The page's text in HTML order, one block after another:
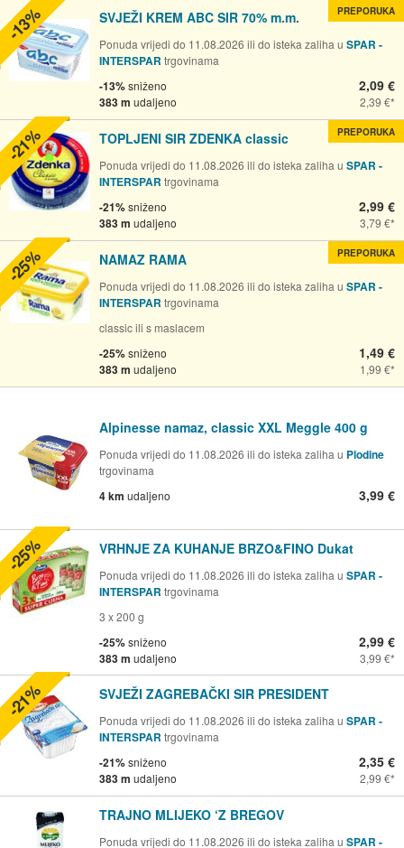
SVJEŽI KREM ABC SIR 70% m.m.
Ponuda vrijedi do 11.08.2026 ili do isteka zaliha u SPAR -
INTERSPAR trgovinama
-13%sniženo
383 m udaljeno
2,09 €
2,39 €
PREPORUKA
-13%
TOPLJENI SIR ZDENKA classic
Ponuda vrijedi do 11.08.2026 ili do isteka zaliha u SPAR -
INTERSPAR trgovinama
-21%sniženo
383 m udaljeno
2,99 €
3,79 €
PREPORUKA
-21%
NAMAZ RAMA
Ponuda vrijedi do 11.08.2026 ili do isteka zaliha u SPAR -
INTERSPAR trgovinama
classic ili s maslacem
-25%sniženo
383 m udaljeno
1,49 €
1,99 €
PREPORUKA
-25%
Alpinesse namaz, classic XXL Meggle 400 g
Ponuda vrijedi do 11.08.2026 ili do isteka zaliha u Plodine
trgovinama
4 km udaljeno 3,99 €
VRHNJE ZA KUHANJE BRZO&FINO Dukat
Ponuda vrijedi do 11.08.2026 ili do isteka zaliha u SPAR -
INTERSPAR trgovinama
3 x 200 g
-25%sniženo
383 m udaljeno
2,99 €
3,99 €
-25%
SVJEŽI ZAGREBAČKI SIR PRESIDENT
Ponuda vrijedi do 11.08.2026 ili do isteka zaliha u SPAR -
INTERSPAR trgovinama
-21%sniženo
383 m udaljeno
2,35 €
2,99 €
-21%
TRAJNO MLIJEKO ‘Z BREGOV
Ponuda vrijedi do 11.08.2026 ili do isteka zaliha u SPAR -